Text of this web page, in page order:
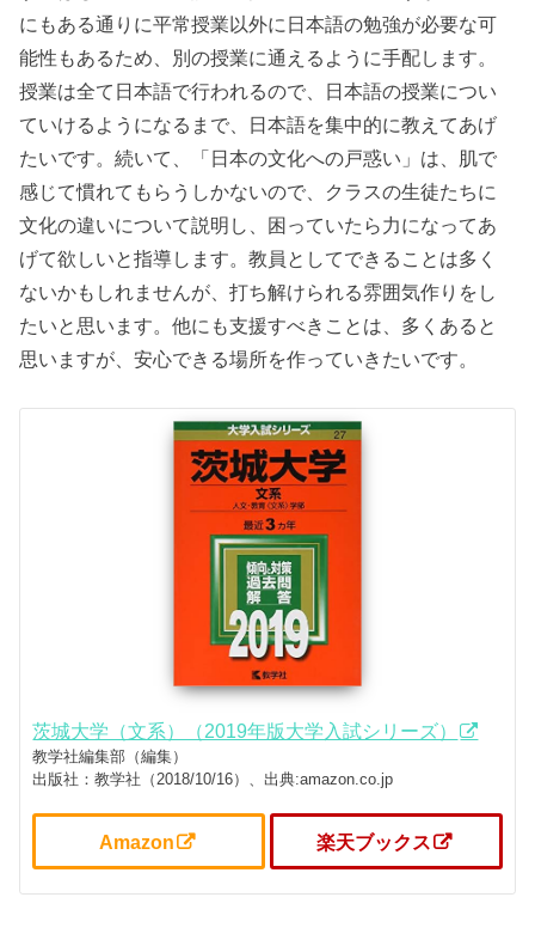
にもある通りに平常授業以外に日本語の勉強が必要な可
能性もあるため、別の授業に通えるように手配します。
授業は全て日本語で行われるので、日本語の授業につい
ていけるようになるまで、日本語を集中的に教えてあげ
たいです。続いて、「日本の文化への戸惑い」は、肌で
感じて慣れてもらうしかないので、クラスの生徒たちに
文化の違いについて説明し、困っていたら力になってあ
げて欲しいと指導します。教員としてできることは多く
ないかもしれませんが、打ち解けられる雰囲気作りをし
たいと思います。他にも支援すべきことは、多くあると
思いますが、安心できる場所を作っていきたいです。
茨城大学（文系）（2019年版大学入試シリーズ）
教学社編集部（編集）
出版社：教学社（2018/10/16）、出典:amazon.co.jp
Amazon 楽天ブックス